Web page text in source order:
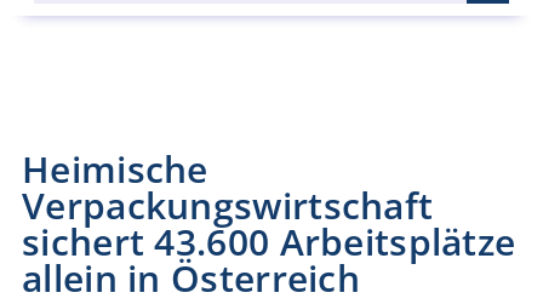
Heimische
Verpackungswirtschaft
sichert 43.600 Arbeitsplätze
allein in Österreich